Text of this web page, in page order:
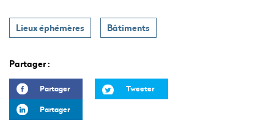
Lieux éphémères Bâtiments
Partager :
Partager
Tweeter
Partager